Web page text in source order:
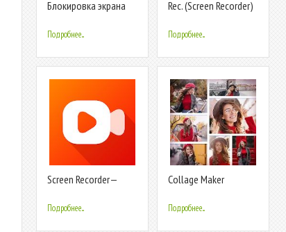
Блокировка экрана
Подробнее...
Rec. (Screen Recorder)
Подробнее...
Screen Recorder—
Подробнее...
Collage Maker
Подробнее...